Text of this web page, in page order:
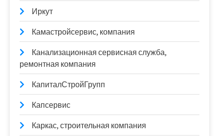
Иркут
Камастройсервис, компания
Канализационная сервисная служба,
ремонтная компания
КапиталСтройГрупп
Капсервис
Каркас, строительная компания